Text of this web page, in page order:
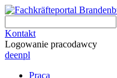
Kontakt
Logowanie pracodawcy
deenpl
Praca